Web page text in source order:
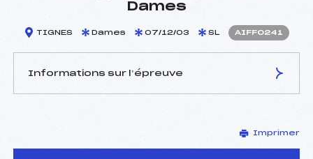
Dames
TIGNES Dames 07/12/03 SL AIFF0241
Informations sur l’épreuve
CHALCHAT MARTINE (IF)
Arbitre :
GESTIN J FRANCOIS (IF)
Imprimer